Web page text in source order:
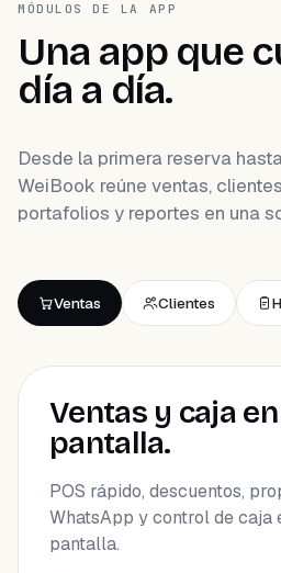
MÓDULOS DE LA APP
Una app que
día a día.
Desde la primera reserva
WeiBook reúne ventas,
portafolios y reportes en una
Ventas Clientes
Ventas y caja
pantalla.
POS rápido, descuentos,
WhatsApp y control de caja
pantalla.